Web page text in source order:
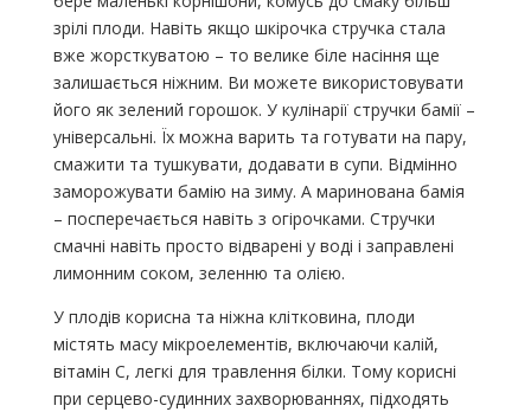
зрілі плоди. Навіть якщо шкірочка стручка стала
вже жорсткуватою – то велике біле насіння ще
залишається ніжним. Ви можете використовувати
його як зелений горошок. У кулінарії стручки бамії –
універсальні. Їх можна варить та готувати на пару,
смажити та тушкувати, додавати в супи. Відмінно
заморожувати бамію на зиму. А маринована бамія
– посперечається навіть з огірочками. Стручки
смачні навіть просто відварені у воді і заправлені
лимонним соком, зеленню та олією.
У плодів корисна та ніжна клітковина, плоди
містять масу мікроелементів, включаючи калій,
вітамін С, легкі для травлення білки. Тому корисні
при серцево-судинних захворюваннях, підходять